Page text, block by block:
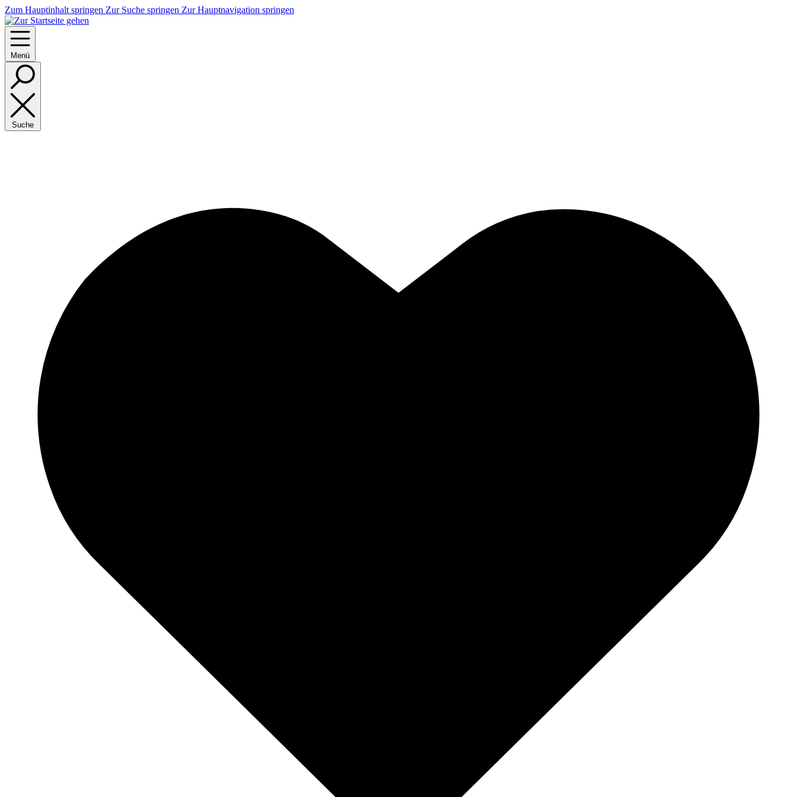
Zum Hauptinhalt springen Zur Suche springen Zur Hauptnavigation springen
Menü
Suche